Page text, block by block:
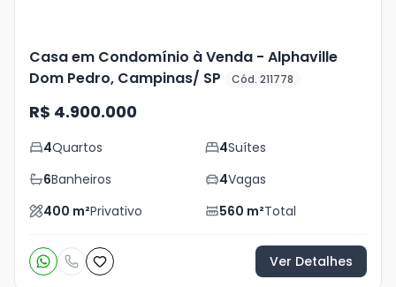
Casa em Condomínio à Venda - Alphaville
Dom Pedro, Campinas/ SP
Cód. 211778
R$ 4.900.000
4Quartos 4Suítes
6Banheiros 4Vagas
400 m²Privativo 560 m²Total
Ver Detalhes